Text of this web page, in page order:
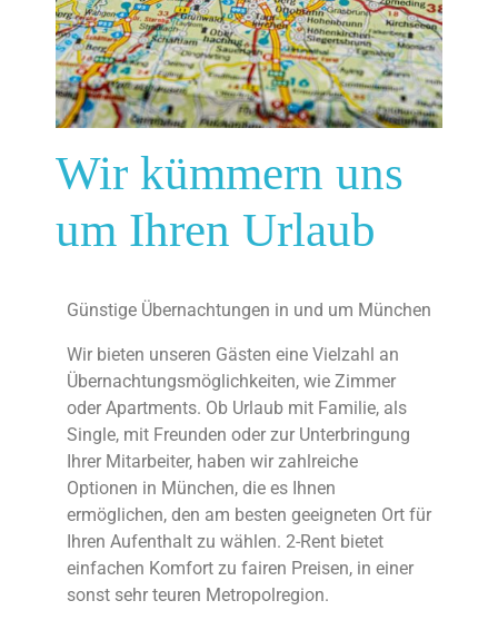
Wir kümmern uns
um Ihren Urlaub
Günstige Übernachtungen in und um München
Wir bieten unseren Gästen eine Vielzahl an
Übernachtungsmöglichkeiten, wie Zimmer
oder Apartments. Ob Urlaub mit Familie, als
Single, mit Freunden oder zur Unterbringung
Ihrer Mitarbeiter, haben wir zahlreiche
Optionen in München, die es Ihnen
ermöglichen, den am besten geeigneten Ort für
Ihren Aufenthalt zu wählen. 2-Rent bietet
einfachen Komfort zu fairen Preisen, in einer
sonst sehr teuren Metropolregion.